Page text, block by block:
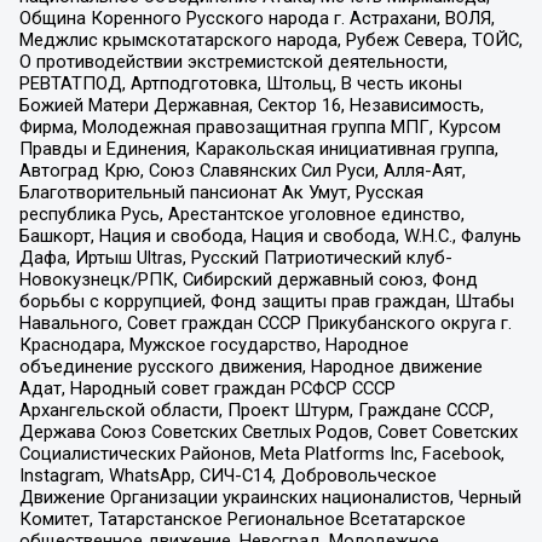
Община Коренного Русского народа г. Астрахани, ВОЛЯ,
Меджлис крымскотатарского народа, Рубеж Севера, ТОЙС,
О противодействии экстремистской деятельности,
РЕВТАТПОД, Артподготовка, Штольц, В честь иконы
Божией Матери Державная, Сектор 16, Независимость,
Фирма, Молодежная правозащитная группа МПГ, Курсом
Правды и Единения, Каракольская инициативная группа,
Автоград Крю, Союз Славянских Сил Руси, Алля-Аят,
Благотворительный пансионат Ак Умут, Русская
республика Русь, Арестантское уголовное единство,
Башкорт, Нация и свобода, Нация и свобода, W.H.С., Фалунь
Дафа, Иртыш Ultras, Русский Патриотический клуб-
Новокузнецк/РПК, Сибирский державный союз, Фонд
борьбы с коррупцией, Фонд защиты прав граждан, Штабы
Навального, Совет граждан СССР Прикубанского округа г.
Краснодара, Мужское государство, Народное
объединение русского движения, Народное движение
Адат, Народный совет граждан РСФСР СССР
Архангельской области, Проект Штурм, Граждане СССР,
Держава Союз Советских Светлых Родов, Совет Советских
Социалистических Районов, Meta Platforms Inc, Facebook,
Instagram, WhatsApp, СИЧ-С14, Добровольческое
Движение Организации украинских националистов, Черный
Комитет, Татарстанское Региональное Всетатарское